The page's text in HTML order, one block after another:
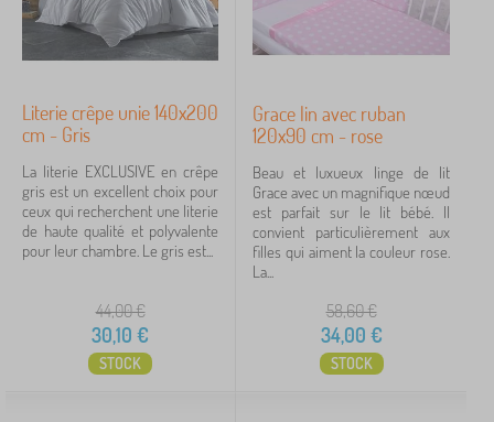
Literie crêpe unie 140x200
cm - Gris
La literie EXCLUSIVE en crêpe
gris est un excellent choix pour
ceux qui recherchent une literie
de haute qualité et polyvalente
pour leur chambre. Le gris est...
44,00€
30,10 €
STOCK
Grace lin avec ruban
120x90 cm - rose
Beau et luxueux linge de lit
Grace avec un magnifique nœud
est parfait sur le lit bébé. Il
convient particulièrement aux
filles qui aiment la couleur rose.
La...
58,60€
34,00 €
STOCK